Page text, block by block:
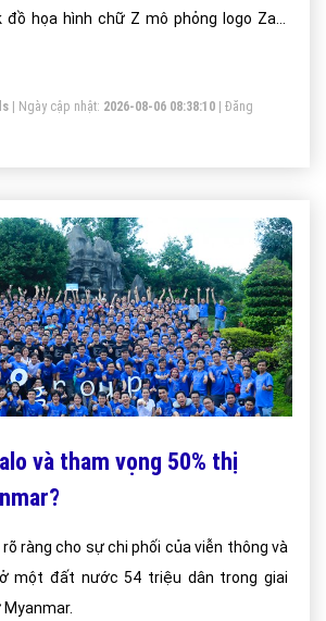
họa hình chữ Z mô phỏng logo Zalo
| Ngày cập nhật: 2026-08-06 08:38:10
Đăng
và tham vọng 50% thị
ràng cho sự chi phối của viễn thông và
một đất nước 54 triệu dân trong giai